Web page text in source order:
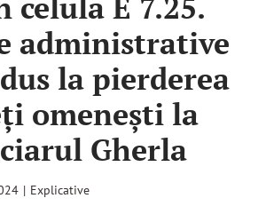
administrative
la pierderea
omenești la
Gherla
| Explicative